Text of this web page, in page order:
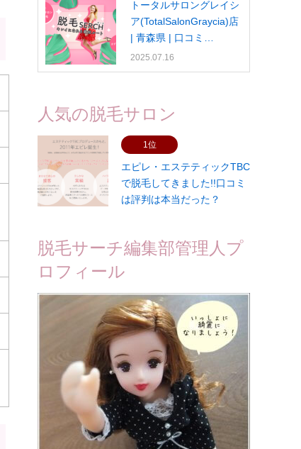
トータルサロングレイシ
ア(TotalSalonGraycia)店
| 青森県 | 口コミ…
2025.07.16
人気の脱毛サロン
1位
エピレ・エステティックTBC
で脱毛してきました!!口コミ
は評判は本当だった？
脱毛サーチ編集部管理人プ
ロフィール